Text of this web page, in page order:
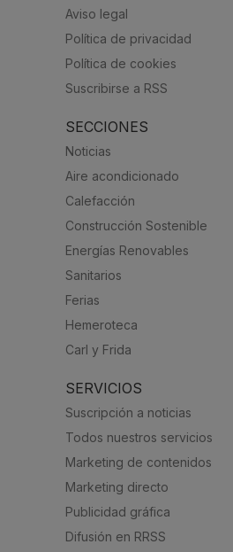
Aviso legal
Política de privacidad
Política de cookies
Suscribirse a RSS
SECCIONES
Noticias
Aire acondicionado
Calefacción
Construcción Sostenible
Energías Renovables
Sanitarios
Ferias
Hemeroteca
Carl y Frida
SERVICIOS
Suscripción a noticias
Todos nuestros servicios
Marketing de contenidos
Marketing directo
Publicidad gráfica
Difusión en RRSS